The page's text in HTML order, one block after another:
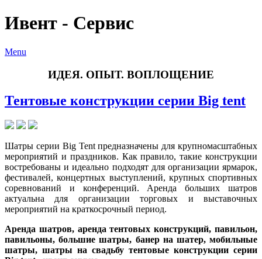
Ивент - Сервис
Menu
ИДЕЯ. ОПЫТ. ВОПЛОЩЕНИЕ
Тентовые конструкции серии Big tent
Шатры серии Big Tent предназначены для крупномасштабных
мероприятий и праздников. Как правило, такие конструкции
востребованы и идеально подходят для организации ярмарок,
фестивалей, концертных выступлений, крупных спортивных
соревнований и конференций. Аренда больших шатров
актуальна для организации торговых и выставочных
мероприятий на краткосрочный период.
Аренда шатров, аренда тентовых конструкций, павильон,
павильоны, большие шатры, банер на шатер, мобильные
шатры, шатры на свадьбу тентовые конструкции серии